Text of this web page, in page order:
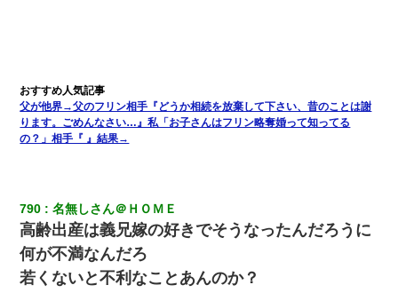
父が他界→父のフリン相手『どうか相続を放棄して下さい、昔のことは謝
ります。ごめんなさい…』私「お子さんはフリン略奪婚って知ってる
の？」相手『 』結果→
790 名無しさん＠ＨＯＭＥ
高齢出産は義兄嫁の好きでそうなったんだろうに
何が不満なんだろ
若くないと不利なことあんのか？